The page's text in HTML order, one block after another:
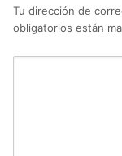
Tu dirección de
obligatorios están